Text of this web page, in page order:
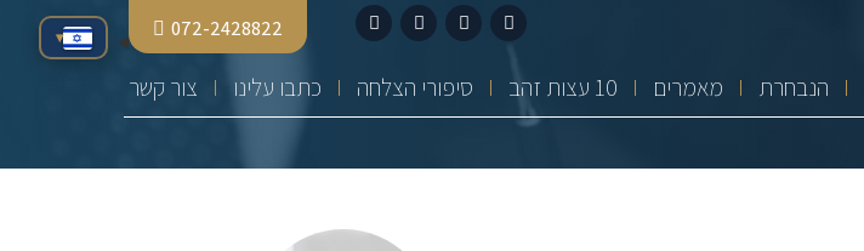
072-2428822
הנבחרת מאמרים 10 עצות זהב סיפורי הצלחה כתבו עלינו צור קשר
▾